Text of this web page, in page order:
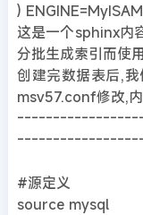
)
这是一个sphinx内
分批生成索引而使
创建完数据表后,
msv57.conf修改,
#源定义
source mysql